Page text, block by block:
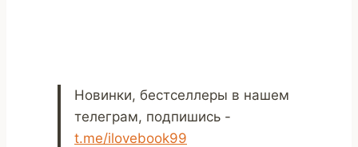
Новинки, бестселлеры в нашем
телеграм, подпишись -
t.me/ilovebook99